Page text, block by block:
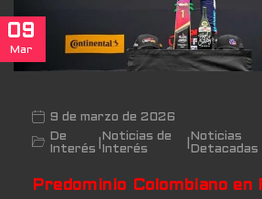
09
Mar
9 de marzo de 2026
De
Interés
Noticias de
Interés
Noticias
Detacadas
Predominio Colombiano en